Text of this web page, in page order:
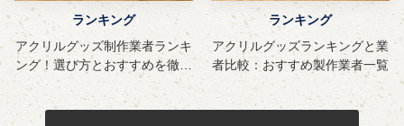
ランキング
アクリルグッズ制作業者ランキ
ング！選び方とおすすめを徹底
解説
ランキング
アクリルグッズランキングと業
者比較：おすすめ製作業者一覧